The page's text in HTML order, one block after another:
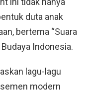
duta anak
bertema “Suara
Indonesia.
lagu-lagu
modern